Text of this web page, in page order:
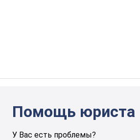
Помощь юриста
У Вас есть проблемы?